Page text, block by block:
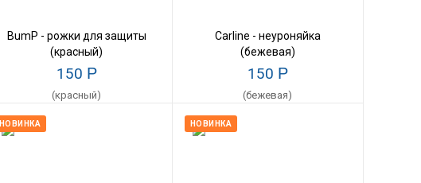
BumP - рожки для защиты
(красный)
150 Р
Carline - неуроняйка
(бежевая)
150 Р
НОВИНКА НОВИНКА